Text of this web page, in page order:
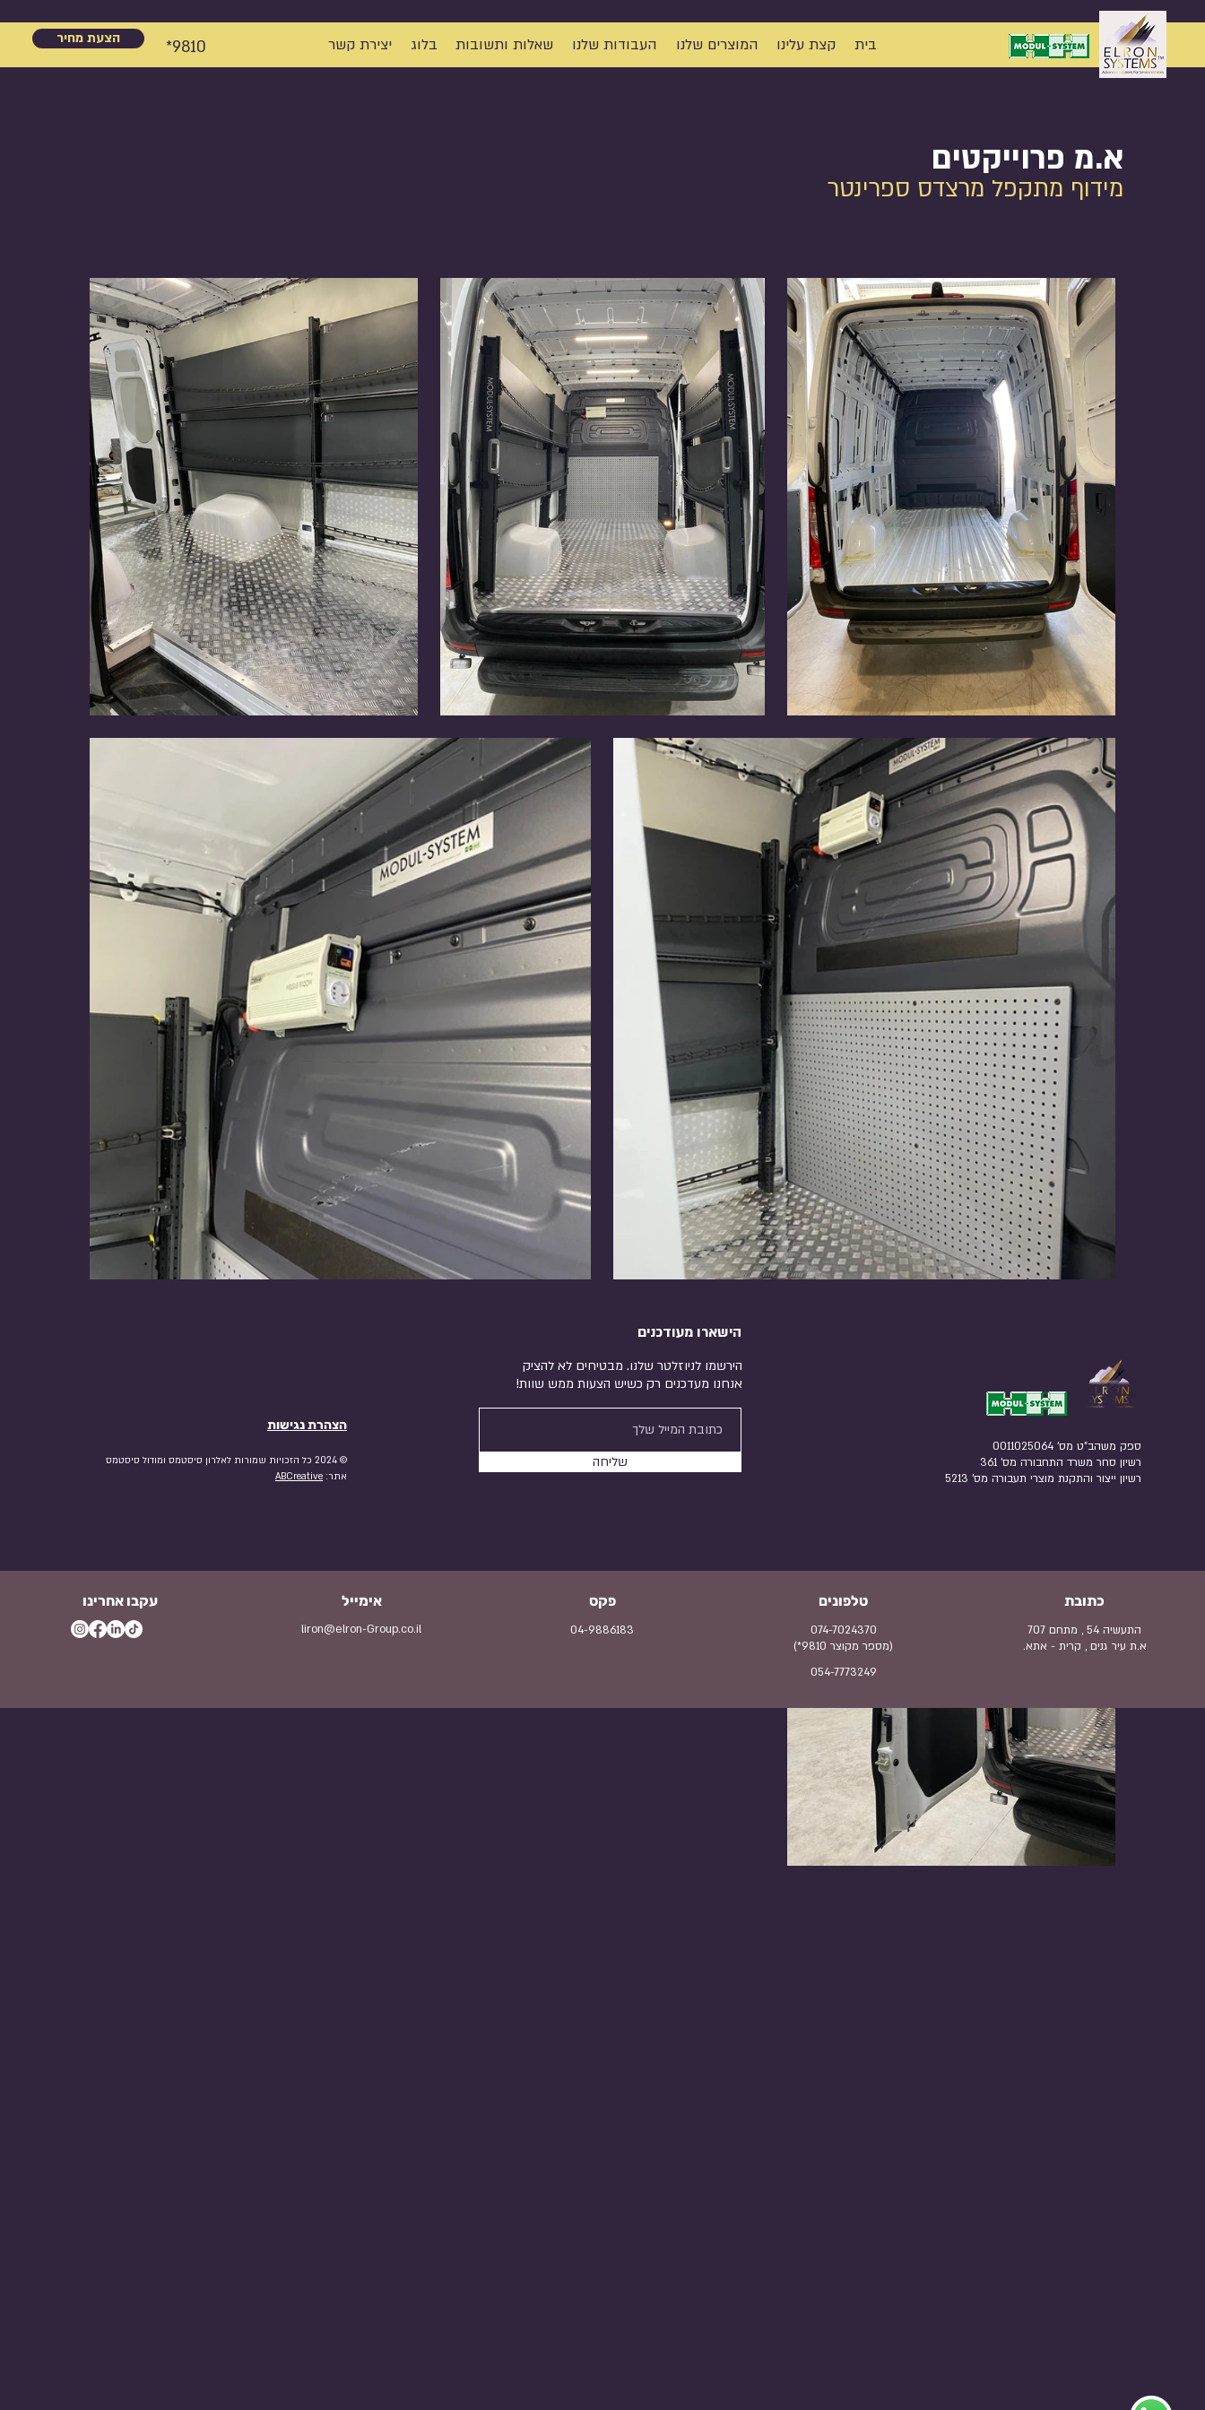
הצעת מחיר 9810* בית קצת עלינו המוצרים שלנו העבודות שלנו שאלות ותשובות בלוג יצירת קשר
א.מ פרוייקטים
מידוף מתקפל מרצדס ספרינטר
הצהרת נגישות
אתר: ABCreative
© 2024 כל הזכויות שמורות לאלרון סיסטמס ומודול סיסטמס
הישארו מעודכנים
הירשמו לניוזלטר שלנו. מבטיחים לא להציק
אנחנו מעדכנים רק כשיש הצעות ממש שוות!
שליחה
ספק משהב"ט מס' 0011025064
רשיון סחר משרד התחבורה מס' 361
רשיון ייצור והתקנת מוצרי תעבורה מס' 5213​
עקבו אחרינו אימייל
liron@elron-Group.co.il
פקס
04-9886183
טלפונים
074-7024370
(מספר מקוצר 9810*)
054-7773249
כתובת
התעשיה 54 , מתחם 707
א.ת עיר גנים , קרית - אתא.